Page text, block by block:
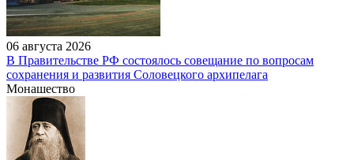
06 августа 2026
В Правительстве РФ состоялось совещание по вопросам
сохранения и развития Соловецкого архипелага
Монашество